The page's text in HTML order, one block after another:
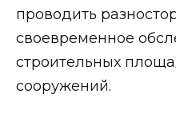
проводить
своевременное
строительных
сооружений.